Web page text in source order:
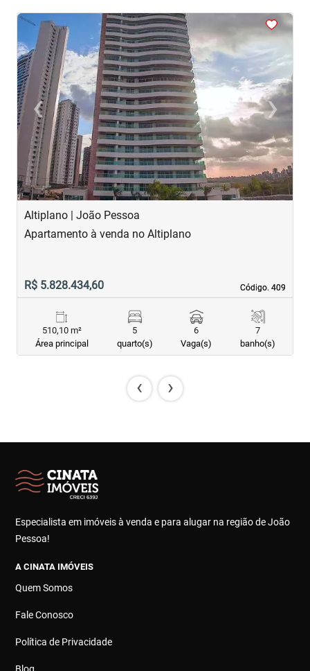
<<< <
‹
Previous ›Next
Altiplano | João Pessoa
Código. 409
Código. 409
Apartamento à venda no Altiplano
R$ 5.828.434,60
510,10 m²
Área principal
5
quarto(s)
6
Vaga(s)
7
banho(s)
‹ ›
Especialista em imóveis à venda e para alugar na região de João
Pessoa!
A CINATA IMÓVEIS
Quem Somos
Fale Conosco
Política de Privacidade